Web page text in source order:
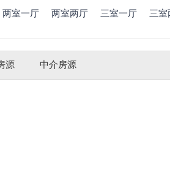
两室一厅 两室两厅 三室一厅 三室
源 中介房源